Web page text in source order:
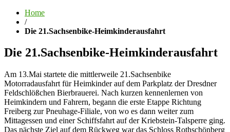
Home
/
Die 21.Sachsenbike-Heimkinderausfahrt
Die 21.Sachsenbike-Heimkinderausfahrt
Am 13.Mai startete die mittlerweile 21.Sachsenbike
Motorradausfahrt für Heimkinder auf dem Parkplatz der Dresdner
Feldschlößchen Bierbrauerei. Nach kurzen kennenlernen von
Heimkindern und Fahrern, begann die erste Etappe Richtung
Freiberg zur Pneuhage-Filiale, von wo es dann weiter zum
Mittagessen und einer Schiffsfahrt auf der Kriebstein-Talsperre ging.
Das nächste Ziel auf dem Rückweg war das Schloss Rothschönberg